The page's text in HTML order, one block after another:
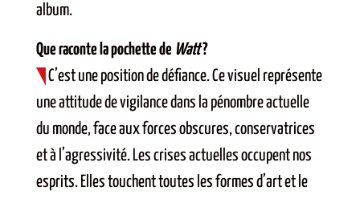
album.
Que raconte la pochette de Watt?
C’est une position de défiance. Ce visuel représente
une attitude de vigilance dans la pénombre actuelle
du monde, face aux forces obscures, conservatrices
et à l’agressivité. Les crises actuelles occupent nos
esprits. Elles touchent toutes les formes d’art et le